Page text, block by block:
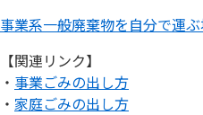
事業系一般廃棄物を自分で運
【関連リンク】
・ 事業ごみの出し方
・ 家庭ごみの出し方